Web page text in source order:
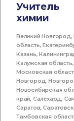
Учитель
химии
Великий Новгород,
область,
Казань,
Калужская область
Московская
Новгород,
Новосибирская
край, Салехард,
Саратов,
Тамбовская